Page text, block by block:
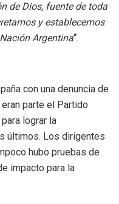
de Dios, fuente de toda
y establecemos
Argentina“.
con una denuncia de
parte el Partido
lograr la
últimos. Los dirigentes
hubo pruebas de
impacto para la